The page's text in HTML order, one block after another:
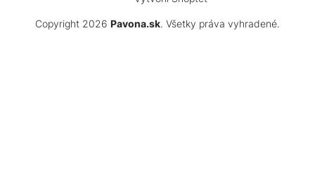
Copyright 2026 Pavona.sk. Všetky práva vyhradené.